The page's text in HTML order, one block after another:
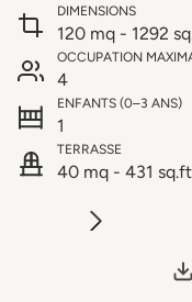
DIMENSIONS
120 mq - 1292
OCCUPATION
4
ENFANTS (0–3 ANS)
1
TERRASSE
40 mq - 431 sq.ft